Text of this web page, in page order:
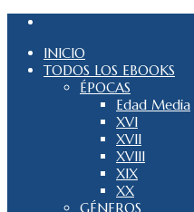
INICIO
TODOS LOS EBOOKS
ÉPOCAS
Edad Media
XVI
XVII
XVIII
XIX
XX
GÉNEROS